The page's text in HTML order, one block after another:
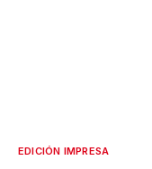
EDICIÓN IMPRESA